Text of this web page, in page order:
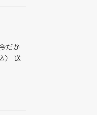
だか
） 送